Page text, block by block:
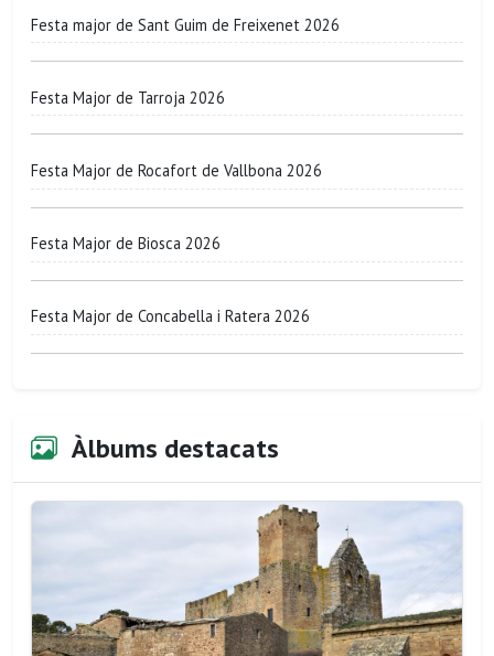
Festa major de Sant Guim de Freixenet 2026
Festa Major de Tarroja 2026
Festa Major de Rocafort de Vallbona 2026
Festa Major de Biosca 2026
Festa Major de Concabella i Ratera 2026
Àlbums destacats